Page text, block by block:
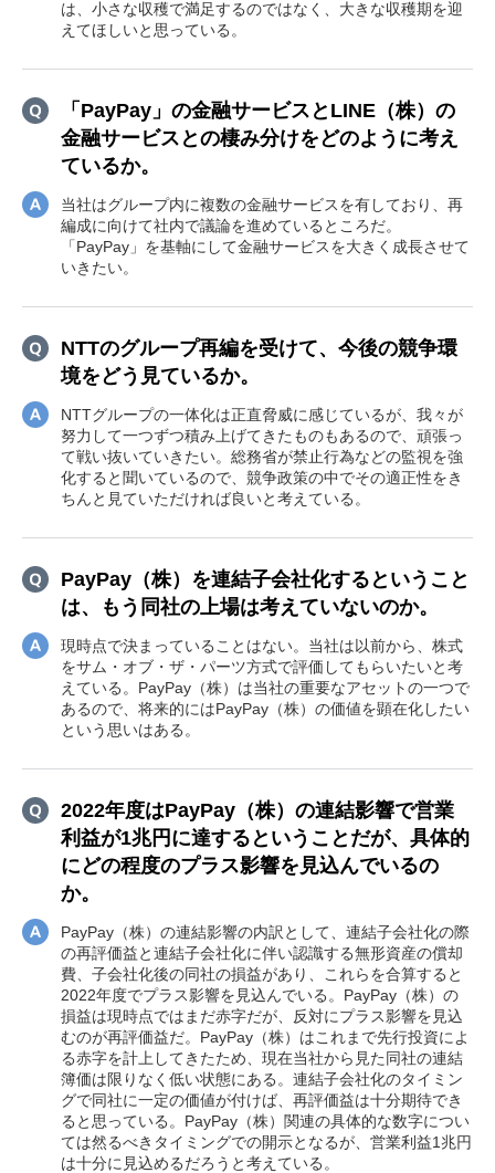
は、小さな収穫で満足するのではなく、大きな収穫期を迎
えてほしいと思っている。
「PayPay」の金融サービスとLINE（株）の
金融サービスとの棲み分けをどのように考え
ているか。
当社はグループ内に複数の金融サービスを有しており、再
編成に向けて社内で議論を進めているところだ。
「PayPay」を基軸にして金融サービスを大きく成長させて
いきたい。
NTTのグループ再編を受けて、今後の競争環
境をどう見ているか。
NTTグループの一体化は正直脅威に感じているが、我々が
努力して一つずつ積み上げてきたものもあるので、頑張っ
て戦い抜いていきたい。総務省が禁止行為などの監視を強
化すると聞いているので、競争政策の中でその適正性をき
ちんと見ていただければ良いと考えている。
PayPay（株）を連結子会社化するということ
は、もう同社の上場は考えていないのか。
現時点で決まっていることはない。当社は以前から、株式
をサム・オブ・ザ・パーツ方式で評価してもらいたいと考
えている。PayPay（株）は当社の重要なアセットの一つで
あるので、将来的にはPayPay（株）の価値を顕在化したい
という思いはある。
2022年度はPayPay（株）の連結影響で営業
利益が1兆円に達するということだが、具体的
にどの程度のプラス影響を見込んでいるの
か。
PayPay（株）の連結影響の内訳として、連結子会社化の際
の再評価益と連結子会社化に伴い認識する無形資産の償却
費、子会社化後の同社の損益があり、これらを合算すると
2022年度でプラス影響を見込んでいる。PayPay（株）の
損益は現時点ではまだ赤字だが、反対にプラス影響を見込
むのが再評価益だ。PayPay（株）はこれまで先行投資によ
る赤字を計上してきたため、現在当社から見た同社の連結
簿価は限りなく低い状態にある。連結子会社化のタイミン
グで同社に一定の価値が付けば、再評価益は十分期待でき
ると思っている。PayPay（株）関連の具体的な数字につい
ては然るべきタイミングでの開示となるが、営業利益1兆円
は十分に見込めるだろうと考えている。